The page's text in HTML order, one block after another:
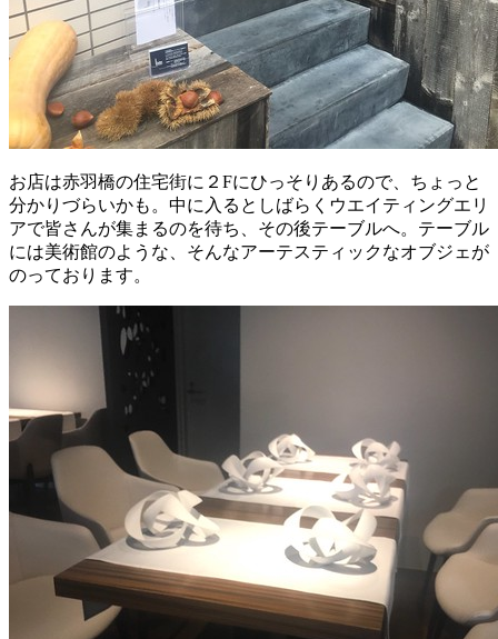
お店は赤羽橋の住宅街に２Fにひっそりあるので、ちょっと
分かりづらいかも。中に入るとしばらくウエイティングエリ
アで皆さんが集まるのを待ち、その後テーブルへ。テーブル
には美術館のような、そんなアーテスティックなオブジェが
のっております。